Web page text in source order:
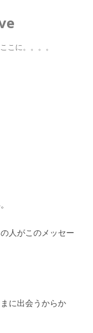
こに。。。。
人がこのメッセー
に出会うからか